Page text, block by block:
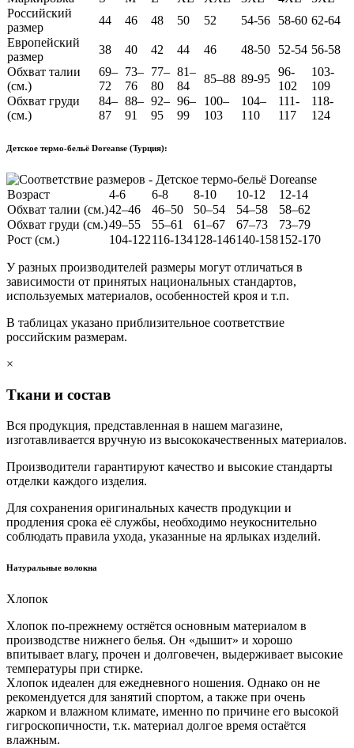
Российский
размер
44 46 48 50 52 54-56 58-60 62-64
Европейский
размер
38 40 42 44 46 48-50 52-54 56-58
Обхват талии
(см.)
69–
72
73–
76
77–
80
81–
84
85–88 89-95
96-
102
103-
109
Обхват груди
(см.)
84–
87
88–
91
92–
95
96–
99
100–
103
104–
110
111-
117
118-
124
Детское термо-бельё Doreanse (Турция):
Возраст 4-6 6-8 8-10 10-12
12-14
Обхват талии (см.)42–46 46–50 50–54 54–58
58–62
Обхват груди (см.)49–55 55–61 61–67 67–73
73–79
Рост (см.)
104-122116-134128-146140-158152-170
У разных производителей размеры могут отличаться в
зависимости от принятых национальных стандартов,
используемых материалов, особенностей кроя и т.п.
В таблицах указано приблизительное соответствие
российским размерам.
×
Ткани и состав
Вся продукция, представленная в нашем магазине,
изготавливается вручную из высококачественных материалов.
Производители гарантируют качество и высокие стандарты
отделки каждого изделия.
Для сохранения оригинальных качеств продукции и
продления срока её службы, необходимо неукоснительно
соблюдать правила ухода, указанные на ярлыках изделий.
Натуральные волокна
Хлопок
Хлопок по-прежнему остяётся основным материалом в
производстве нижнего белья. Он «дышит» и хорошо
впитывает влагу, прочен и долговечен, выдерживает высокие
температуры при стирке.
Хлопок идеален для ежедневного ношения. Однако он не
рекомендуется для занятий спортом, а также при очень
жарком и влажном климате, именно по причине его высокой
гигроскопичности, т.к. материал долгое время остаётся
влажным.